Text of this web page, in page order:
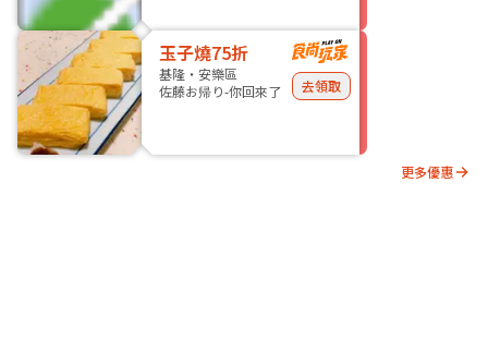
玉子燒75折
基隆・安樂區
佐藤お帰り-你回來了
去領取
更多優惠